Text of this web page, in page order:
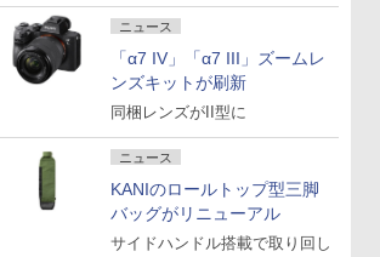
ニュース
「α7 IV」「α7 III」ズームレ
ンズキットが刷新
同梱レンズがII型に
ニュース
KANIのロールトップ型三脚
バッグがリニューアル
サイドハンドル搭載で取り回し